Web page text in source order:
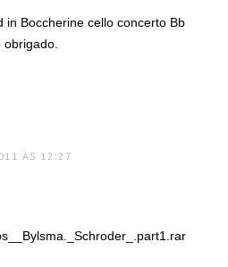
in Boccherine cello concerto Bb
obrigado.
ÀS 12:27